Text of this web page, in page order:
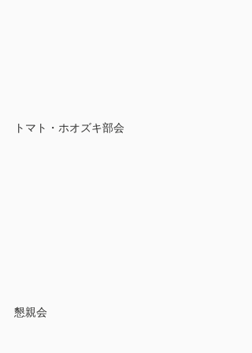
トマト・ホオズキ部会
懇親会